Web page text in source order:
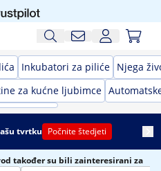
Inkubatori za piliće Njega
za kućne ljubimce
tvrtku Počnite štedjeti
također su bili zainteresirani za